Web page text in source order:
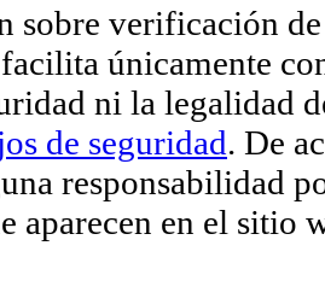
sobre verificación
únicamente
ni la legalidad
de seguridad. De
responsabilidad
aparecen en el sitio